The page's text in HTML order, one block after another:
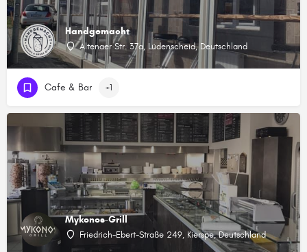
Handgemacht
Altenaer Str. 37a, Lüdenscheid, Deutschland
Cafe & Bar +1
Mykonos-Grill
Friedrich-Ebert-Straße 249, Kierspe, Deutschland